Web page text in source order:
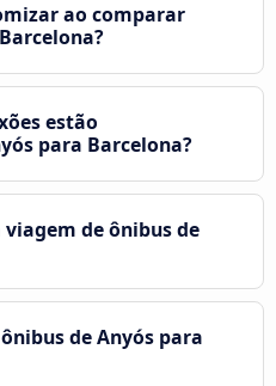
ao comparar
estão
para Barcelona?
de ônibus de
de Anyós para